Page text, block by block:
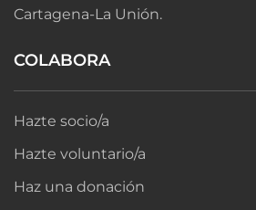
Cartagena-La Unión.
COLABORA
Hazte socio/a
Hazte voluntario/a
Haz una donación